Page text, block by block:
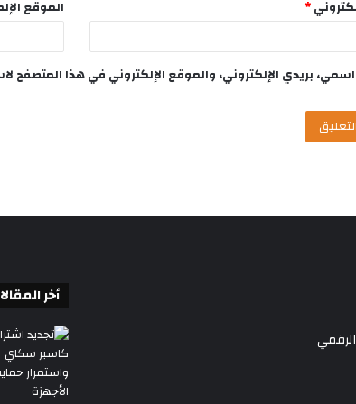
* الموقع
بريدي الإلكتروني، والموقع الإلكتروني في هذا المتصفح
أخر